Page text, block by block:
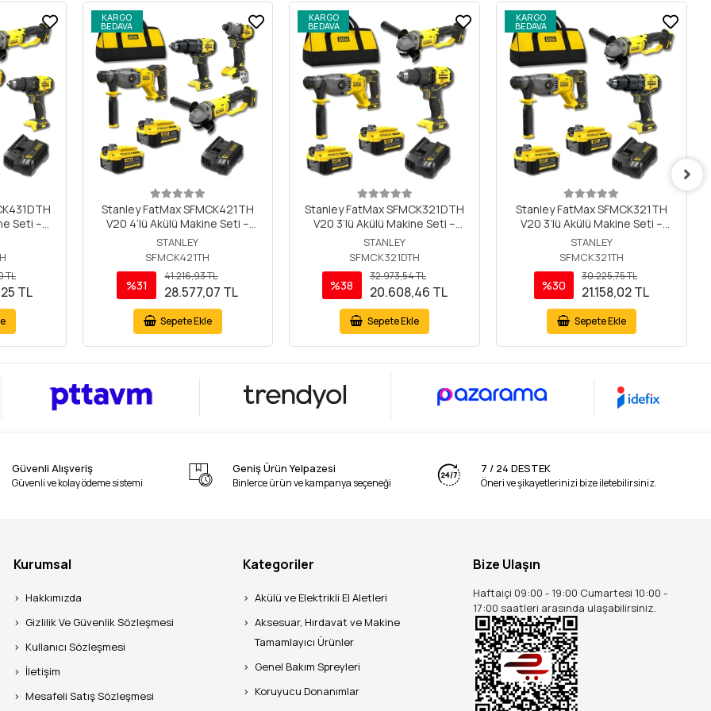
Seti –
Sıkma
–
TL
TL
KARGO
BEDAVA
Stanley FatMax SFMCK421TH
V20 4’lü Akülü Makine Seti –
Darbeli Matkap, Kırıcı Delici,
Darbeli Vidalama ve Avuç
Taşlama – 2x4Ah Akü ve Çantalı
STANLEY
SFMCK421TH
%31
41.216,93 TL
28.577,07 TL
Sepete Ekle
KARGO
BEDAVA
Stanley FatMax SFMCK321DTH
V20 3’lü Akülü Makine Seti –
SFMCD710 Darbesiz Matkap,
SFMCH900 Kırıcı Delici,
SFMCG400 Avuç Taşlama, 2x4Ah
Akü ve Çantalı
STANLEY
SFMCK321DTH
%38
32.973,54 TL
20.608,46 TL
Sepete Ekle
KARGO
BEDAVA
Stanley FatMax SFMCK321TH
V20 3’lü Akülü Makine Seti –
SFMCD715 Darbeli Matkap,
SFMCH900 Kırıcı Delici,
SFMCG400 Avuç Taşlama, 2x4Ah
Akü ve Çantalı
STANLEY
SFMCK321TH
%30
30.225,75 TL
21.158,02 TL
Sepete Ekle
Güvenli Alışveriş
Güvenli ve kolay ödeme sistemi
Geniş Ürün Yelpazesi
Binlerce ürün ve kampanya seçeneği
7 / 24 DESTEK
Öneri ve şikayetlerinizi bize iletebilirsiniz.
Kurumsal
Hakkımızda
Gizlilik Ve Güvenlik Sözleşmesi
Kullanıcı Sözleşmesi
İletişim
Mesafeli Satış Sözleşmesi
Kategoriler
Akülü ve Elektrikli El Aletleri
Aksesuar, Hırdavat ve Makine
Tamamlayıcı Ürünler
Genel Bakım Spreyleri
Koruyucu Donanımlar
Bize Ulaşın
Haftaiçi 09:00 - 19:00 Cumartesi 10:00 -
17:00 saatleri arasında ulaşabilirsiniz.